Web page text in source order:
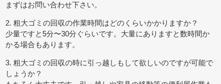
まずはお問い合わせ下さい。
2. 粗大ゴミの回収の作業時間はどのくらいかかりますか？
少量ですと5分〜30分ぐらいです。大量にありますと数時間か
かる場合もあります。
3. 粗大ゴミの回収の時に引っ越しもして欲しいのですが可能で
しょうか？